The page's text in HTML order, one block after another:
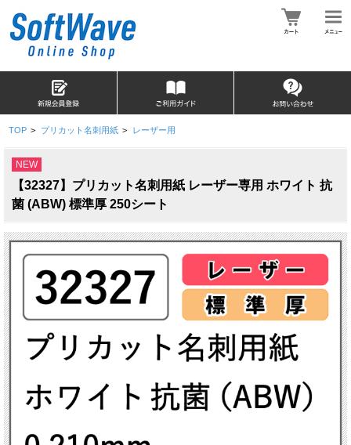
TOP > プリカット名刺用紙 > レーザー用
NEW
【32327】プリカット名刺用紙 レーザー専用 ホワイト 抗
菌 (ABW) 標準厚 250シート